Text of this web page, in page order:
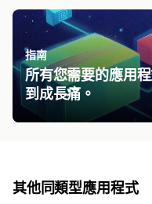
指南
所有您需要的應用
到成長痛。
其他同類型應用程式